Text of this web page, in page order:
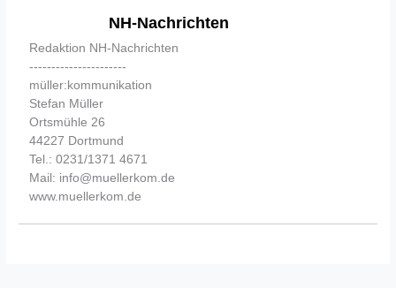
NH-Nachrichten
Redaktion NH-Nachrichten
----------------------
müller:kommunikation
Stefan Müller
Ortsmühle 26
44227 Dortmund
Tel.: 0231/1371 4671
Mail: info@muellerkom.de
www.muellerkom.de